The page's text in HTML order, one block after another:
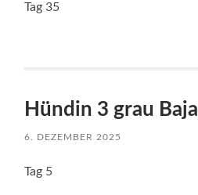
Tag 35
Hündin 3 grau Baja
6. DEZEMBER 2025
Tag 5